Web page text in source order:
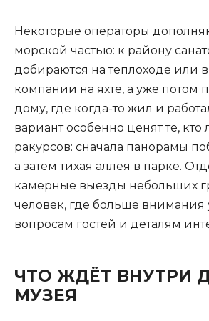
Некоторые операторы
морской частью: к району
добираются на теплоходе или
компании на яхте, а уже потом
дому, где когда-то жил и
вариант особенно ценят те,
ракурсов: сначала панорамы
а затем тихая аллея в парке.
камерные выезды небольших
человек, где больше внимания
вопросам гостей и деталям
ЧТО ЖДЁТ ВНУТРИ
МУЗЕЯ